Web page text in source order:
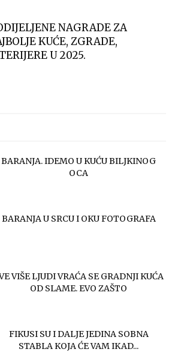
NAGRADE ZA
KUĆE, ZGRADE,
U 2025.
BARANJA. IDEMO U KUĆU BILJKINOG
OCA
BARANJA U SRCU I OKU FOTOGRAFA
VIŠE LJUDI VRAĆA SE GRADNJI KUĆA
OD SLAME. EVO ZAŠTO
FIKUSI SU I DALJE JEDINA SOBNA
STABLA KOJA ĆE VAM IKAD...